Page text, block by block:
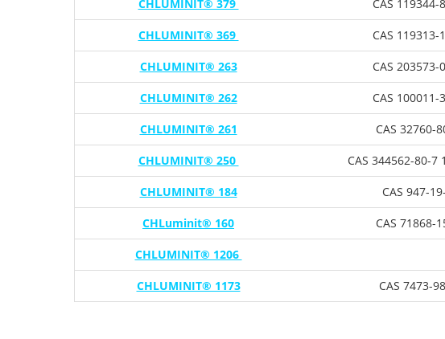
CHLUMINIT® 379 CAS 119344-
CHLUMINIT® 369 CAS 119313-
CHLUMINIT® 263 CAS 203573-
CHLUMINIT® 262 CAS 100011-
CHLUMINIT® 261 CAS 32760-
CHLUMINIT® 250 CAS 344562-80-7
CHLUMINIT® 184 CAS 947-
CHLuminit® 160 CAS 71868-
CHLUMINIT® 1206
CHLUMINIT® 1173 CAS 7473-